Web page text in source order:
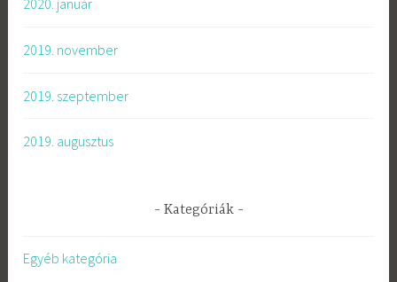
2020. január
2019. november
2019. szeptember
2019. augusztus
Kategóriák
Egyéb kategória